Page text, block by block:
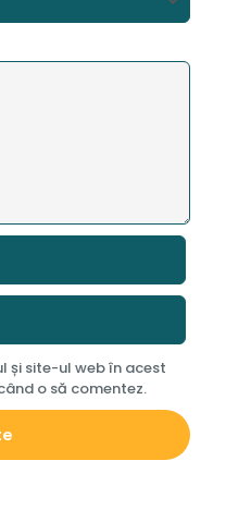
și site-ul web în acest
o să comentez.